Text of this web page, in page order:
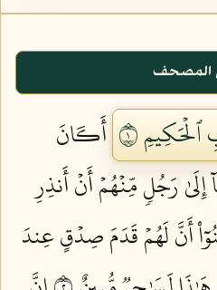
المصحف
١
أَكَانَ
رَجُلٖ مِّنۡهُمۡ أَنۡ أَنذِرِ
أَنَّ لَهُمۡ قَدَمَ صِدۡقٍ عِندَ